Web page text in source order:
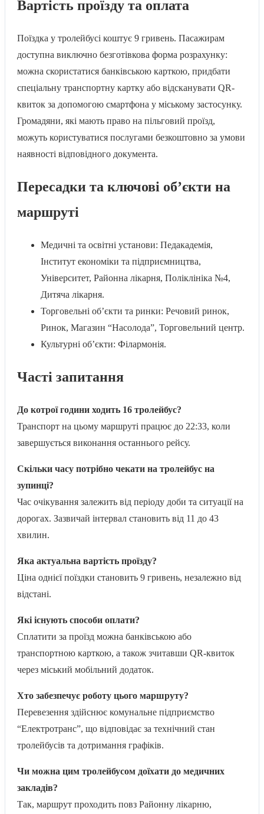
Вартість проїзду та оплата
Поїздка у тролейбусі коштує 9 гривень. Пасажирам
доступна виключно безготівкова форма розрахунку:
можна скористатися банківською карткою, придбати
спеціальну транспортну картку або відсканувати QR-
квиток за допомогою смартфона у міському застосунку.
Громадяни, які мають право на пільговий проїзд,
можуть користуватися послугами безкоштовно за умови
наявності відповідного документа.
Пересадки та ключові об’єкти на
маршруті
Медичні та освітні установи: Педакадемія,
Інститут економіки та підприємництва,
Університет, Районна лікарня, Поліклініка №4,
Дитяча лікарня.
Торговельні об’єкти та ринки: Речовий ринок,
Ринок, Магазин “Насолода”, Торговельний центр.
Культурні об’єкти: Філармонія.
Часті запитання
До котрої години ходить 16 тролейбус?
Транспорт на цьому маршруті працює до 22:33, коли
завершується виконання останнього рейсу.
Скільки часу потрібно чекати на тролейбус на
зупинці?
Час очікування залежить від періоду доби та ситуації на
дорогах. Зазвичай інтервал становить від 11 до 43
хвилин.
Яка актуальна вартість проїзду?
Ціна однієї поїздки становить 9 гривень, незалежно від
відстані.
Які існують способи оплати?
Сплатити за проїзд можна банківською або
транспортною карткою, а також зчитавши QR-квиток
через міський мобільний додаток.
Хто забезпечує роботу цього маршруту?
Перевезення здійснює комунальне підприємство
“Електротранс”, що відповідає за технічний стан
тролейбусів та дотримання графіків.
Чи можна цим тролейбусом доїхати до медичних
закладів?
Так, маршрут проходить повз Районну лікарню,